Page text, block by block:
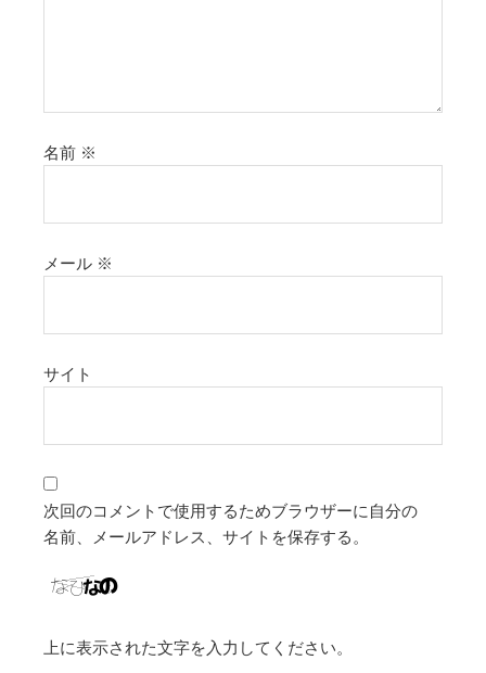
名前 ※
メール ※
サイト
次回のコメントで使用するためブラウザーに自分の
名前、メールアドレス、サイトを保存する。
上に表示された文字を入力してください。